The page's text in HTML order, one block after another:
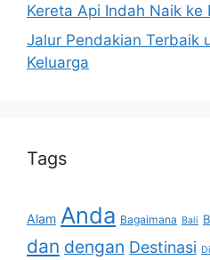
Kereta Api Indah Naik ke
Jalur Pendakian Terbaik
Keluarga
Tags
Alam Anda Bagaimana Bali
dan dengan Destinasi